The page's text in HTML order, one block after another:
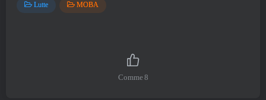
Lutte MOBA
Comme 8